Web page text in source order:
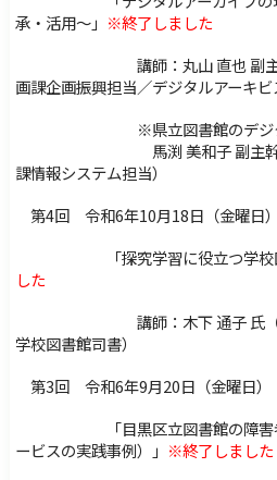
承・活用～」 ※終了しました
講師： 丸山 直也 副
画課企画振興担当／デジタルアーキビ
※県立図書館のデジタル化
馬渕 美和子 副主幹（山
課情報システム担当）
第4回 令和6年10月18日（金曜日
「探究学習に役立つ学校図
した
講師：木下 通子 氏（埼玉
学校図書館司書）
第3回 令和6年9月20日（金曜日）
「目黒区立図書館の障害者サ
ービスの実践事例）」 ※終了しました